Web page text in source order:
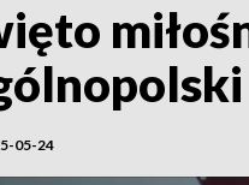
05-24